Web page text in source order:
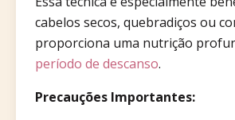
cabelos secos, quebradiços ou
proporciona uma nutrição
período de descanso.​
Precauções Importantes: